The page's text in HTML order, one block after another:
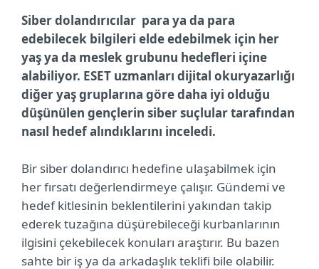
Siber dolandırıcılar para ya da para
edebilecek bilgileri elde edebilmek için her
yaş ya da meslek grubunu hedefleri içine
alabiliyor. ESET uzmanları dijital okuryazarlığı
diğer yaş gruplarına göre daha iyi olduğu
düşünülen gençlerin siber suçlular tarafından
nasıl hedef alındıklarını inceledi.
Bir siber dolandırıcı hedefine ulaşabilmek için
her fırsatı değerlendirmeye çalışır. Gündemi ve
hedef kitlesinin beklentilerini yakından takip
ederek tuzağına düşürebileceği kurbanlarının
ilgisini çekebilecek konuları araştırır. Bu bazen
sahte bir iş ya da arkadaşlık teklifi bile olabilir.